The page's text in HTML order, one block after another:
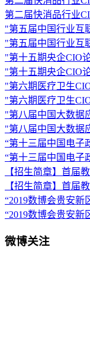
第二届快消品行业
"第五届中国行业互
"第五届中国行业互
"第十五期央企CIO
"第十五期央企CIO
"第六期医疗卫生
"第六期医疗卫生
"第八届中国大数据
"第八届中国大数据
“第十三届中国电子
“第十三届中国电子
【招生简章】首届
【招生简章】首届
“2019数博会贵安新
“2019数博会贵安新
微博关注